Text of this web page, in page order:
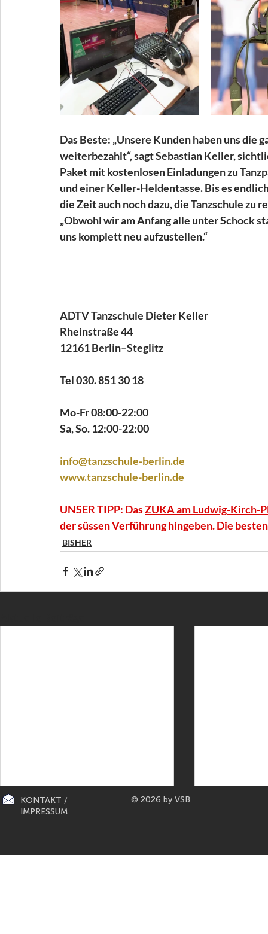
Das Beste: „Unsere Kunden haben uns
weiterbezahlt“, sagt Sebastian Keller,
Paket mit kostenlosen Einladungen zu
und einer Keller-Heldentasse. Bis es
die Zeit auch noch dazu, die Tanzschule
„Obwohl wir am Anfang alle unter Schock
uns komplett neu aufzustellen.“
ADTV Tanzschule Dieter Keller
Rheinstraße 44
12161 Berlin–Steglitz
Tel 030. 851 30 18
Mo-Fr 08:00-22:00
Sa, So. 12:00-22:00
info@tanzschule-berlin.de
www.tanzschule-berlin.de
UNSER TIPP: Das ZUKA am Ludwig-Kirch-
der süssen Verführung hingeben. Die
BISHER
KONTAKT /
IMPRESSUM
© 2026 by VSB